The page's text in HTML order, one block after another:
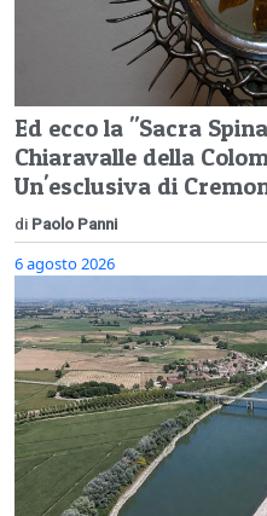
Ed ecco la "Sacra
Chiaravalle della
Un'esclusiva di
di Paolo Panni
6 agosto 2026